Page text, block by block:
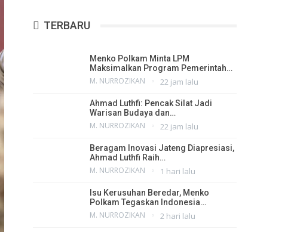
TERBARU
Menko Polkam Minta LPM
Maksimalkan Program Pemerintah…
M. NURROZIKAN 22 jam lalu
Ahmad Luthfi: Pencak Silat Jadi
Warisan Budaya dan…
M. NURROZIKAN 22 jam lalu
Beragam Inovasi Jateng Diapresiasi,
Ahmad Luthfi Raih…
M. NURROZIKAN 1 hari lalu
Isu Kerusuhan Beredar, Menko
Polkam Tegaskan Indonesia…
M. NURROZIKAN 2 hari lalu